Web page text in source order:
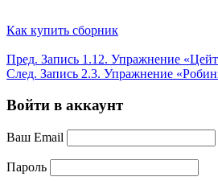
Как купить сборник
Пред. Запись 1.12. Упражнение
След. Запись 2.3. Упражнение
Войти в аккаунт
Ваш Email
Пароль